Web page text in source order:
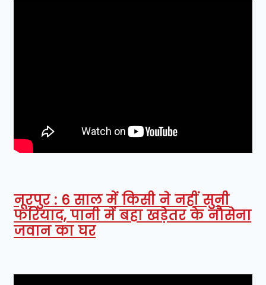
नूरपुर : 6 साल में किसी ने नहीं सुनी
फरियाद, पानी में बहा खड़ेतर के नौसेना
जवान का घर